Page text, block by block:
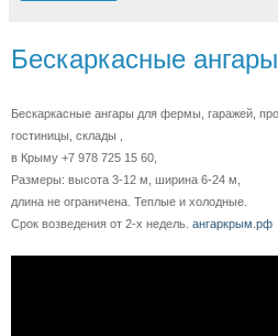
Бескаркасные ангары
Бескаркасные ангары для фермы, гаражей,
гостиницы, склады ,
в Крыму +7 978 725 15 60,
Размеры: высота 3-12 м, ширина 6-24 м,
длина не ограничена. Теплые и холодные.
Срок возведения от 2-х недель. ангаркрым.рф